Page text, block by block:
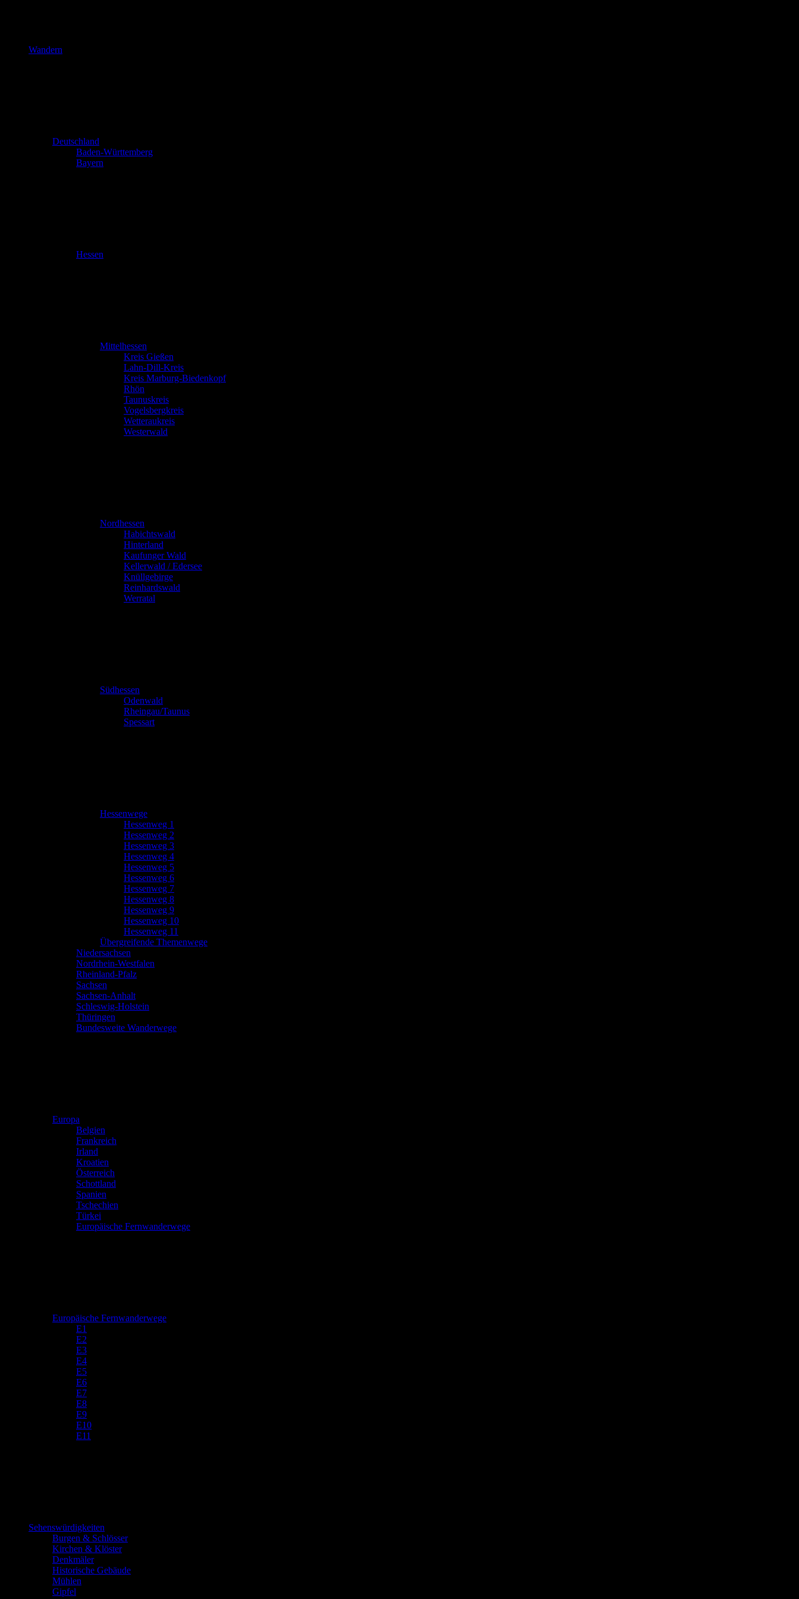
Wandern
Deutschland
Baden-Württemberg
Bayern
Hessen
Mittelhessen
Kreis Gießen
Lahn-Dill-Kreis
Kreis Marburg-Biedenkopf
Rhön
Taunuskreis
Vogelsbergkreis
Wetteraukreis
Westerwald
Nordhessen
Habichtswald
Hinterland
Kaufunger Wald
Kellerwald / Edersee
Knüllgebirge
Reinhardswald
Werratal
Südhessen
Odenwald
Rheingau/Taunus
Spessart
Hessenwege
Hessenweg 1
Hessenweg 2
Hessenweg 3
Hessenweg 4
Hessenweg 5
Hessenweg 6
Hessenweg 7
Hessenweg 8
Hessenweg 9
Hessenweg 10
Hessenweg 11
Übergreifende Themenwege
Niedersachsen
Nordrhein-Westfalen
Rheinland-Pfalz
Sachsen
Sachsen-Anhalt
Schleswig-Holstein
Thüringen
Bundesweite Wanderwege
Europa
Belgien
Frankreich
Irland
Kroatien
Österreich
Schottland
Spanien
Tschechien
Türkei
Europäische Fernwanderwege
Europäische Fernwanderwege
E1
E2
E3
E4
E5
E6
E7
E8
E9
E10
E11
Sehenswürdigkeiten
Burgen & Schlösser
Kirchen & Klöster
Denkmäler
Historische Gebäude
Mühlen
Gipfel